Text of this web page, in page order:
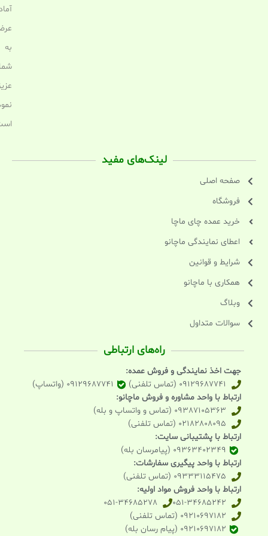
به
لینک‌های مفید
صفحه اصلی
فروشگاه
خرید عمده چای ماچا
اعطای نمایندگی ماچانو
شرایط و قوانین
همکاری با ماچانو
وبلاگ
سوالات متداول
راه‌های ارتباطی
جهت اخذ نمایندگی و فروش عمده:
09129687741 (تماس تلفنی)
09129687741 (واتساپ)
ارتباط با واحد مشاوره و فروش ماچانو:
09387105363 (تماس و واتساپ و بله)
02182808095 (تماس تلفنی)
ارتباط با پشتیبانی سایت:
09363402349 (پیامرسان بله)
ارتباط با واحد پیگیری سفارشات:
09333115475 (تماس تلفنی)
ارتباط با واحد فروش مواد اولیه:
051-34685242
051-34685278
09210697182 (تماس تلفنی)
09210697182 (پیام رسان بله)